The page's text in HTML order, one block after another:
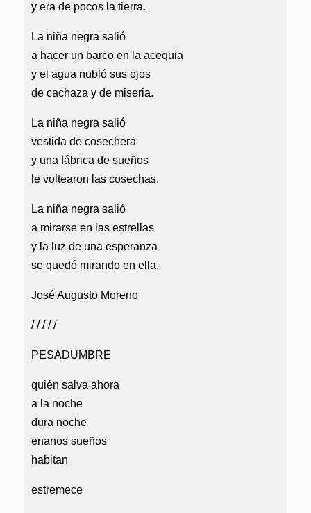
y era de pocos la tierra.
La niña negra salió
a hacer un barco en la acequia
y el agua nubló sus ojos
de cachaza y de miseria.
La niña negra salió
vestida de cosechera
y una fábrica de sueños
le voltearon las cosechas.
La niña negra salió
a mirarse en las estrellas
y la luz de una esperanza
se quedó mirando en ella.
José Augusto Moreno
/ / / / /
PESADUMBRE
quién salva ahora
a la noche
dura noche
enanos sueños
habitan
estremece